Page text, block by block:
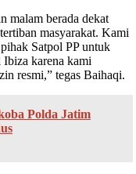
malam berada dekat
masyarakat. Kami
Satpol PP untuk
Ibiza karena kami
resmi,” tegas Baihaqi.
Polda Jatim